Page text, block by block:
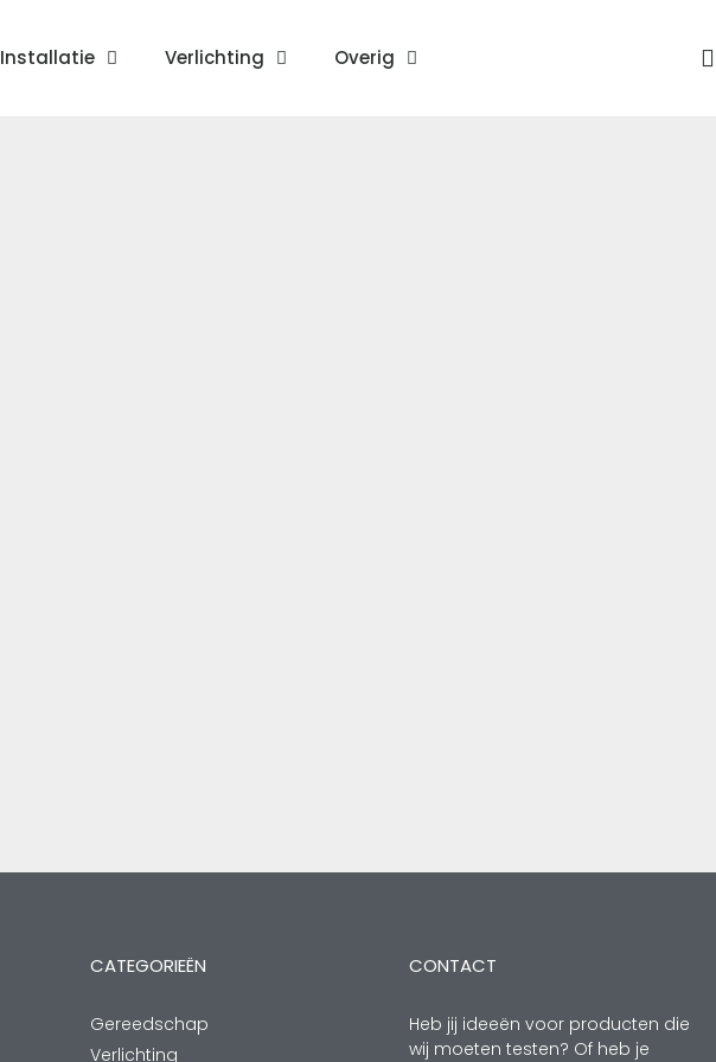
Installatie Verlichting Overig
CATEGORIEËN
Gereedschap
Verlichting
CONTACT
Heb jij ideeën voor producten die
wij moeten testen? Of heb je